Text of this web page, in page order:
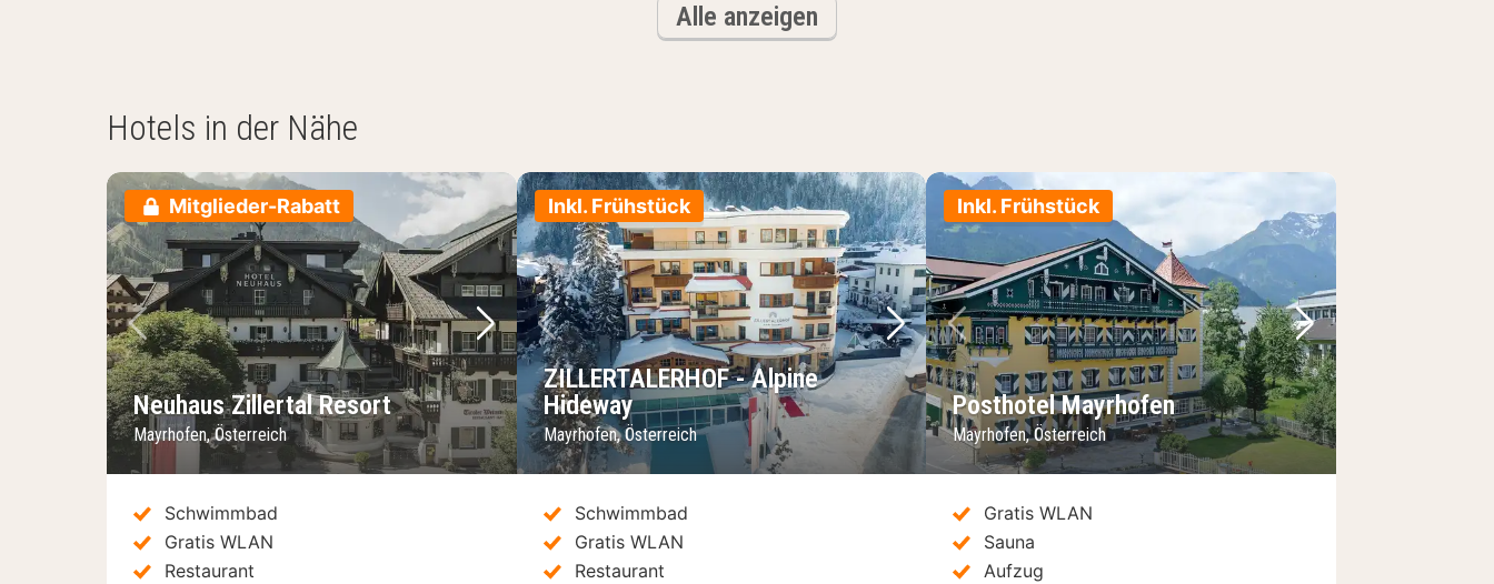
Alle anzeigen
Hotels in der Nähe
Mitglieder-Rabatt
Vorheriges Bild
Nächstes Bild
Neuhaus Zillertal Resort
Mayrhofen, Österreich
Schwimmbad
Gratis WLAN
Restaurant
Inkl. Frühstück
Vorheriges Bild
Nächstes Bild
ZILLERTALERHOF - Alpine
Hideway
Mayrhofen, Österreich
Schwimmbad
Gratis WLAN
Restaurant
Inkl. Frühstück
Vorheriges Bild
Nächstes Bild
Posthotel Mayrhofen
Mayrhofen, Österreich
Gratis WLAN
Sauna
Aufzug